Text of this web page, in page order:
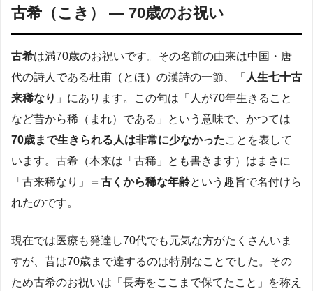
古希（こき） — 70歳のお祝い
古希は満70歳のお祝いです。その名前の由来は中国・唐
代の詩人である杜甫（とほ）の漢詩の一節、「 人生七十古
来稀なり 」にあります。この句は「人が70年生きること
など昔から稀（まれ）である」という意味で、かつては
70歳まで生きられる人は非常に少なかったことを表して
います。古希（本来は「古稀」とも書きます）はまさに
「古来稀なり」＝ 古くから稀な年齢という趣旨で名付けら
れたのです。
現在では医療も発達し70代でも元気な方がたくさんいま
すが、昔は70歳まで達するのは特別なことでした。その
ため古希のお祝いは「長寿をここまで保てたこと」を称え